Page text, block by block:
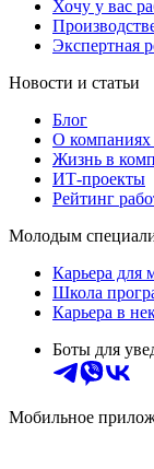
Хочу у вас
Экспертная
Новости и статьи
Блог
О компаниях
Жизнь в
ИТ-проекты
Рейтинг
Молодым
Карьера для
Школа
Карьера в
Боты для
Мобильное